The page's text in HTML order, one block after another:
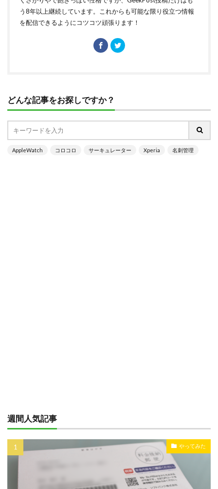
う8年以上継続しています。これからも可能な限り役立つ情報
を配信できるようにコツコツ頑張ります！
どんな記事をお探しですか？
AppleWatch コロコロ サーキュレーター Xperia 名刺管理
週間人気記事
やってみた